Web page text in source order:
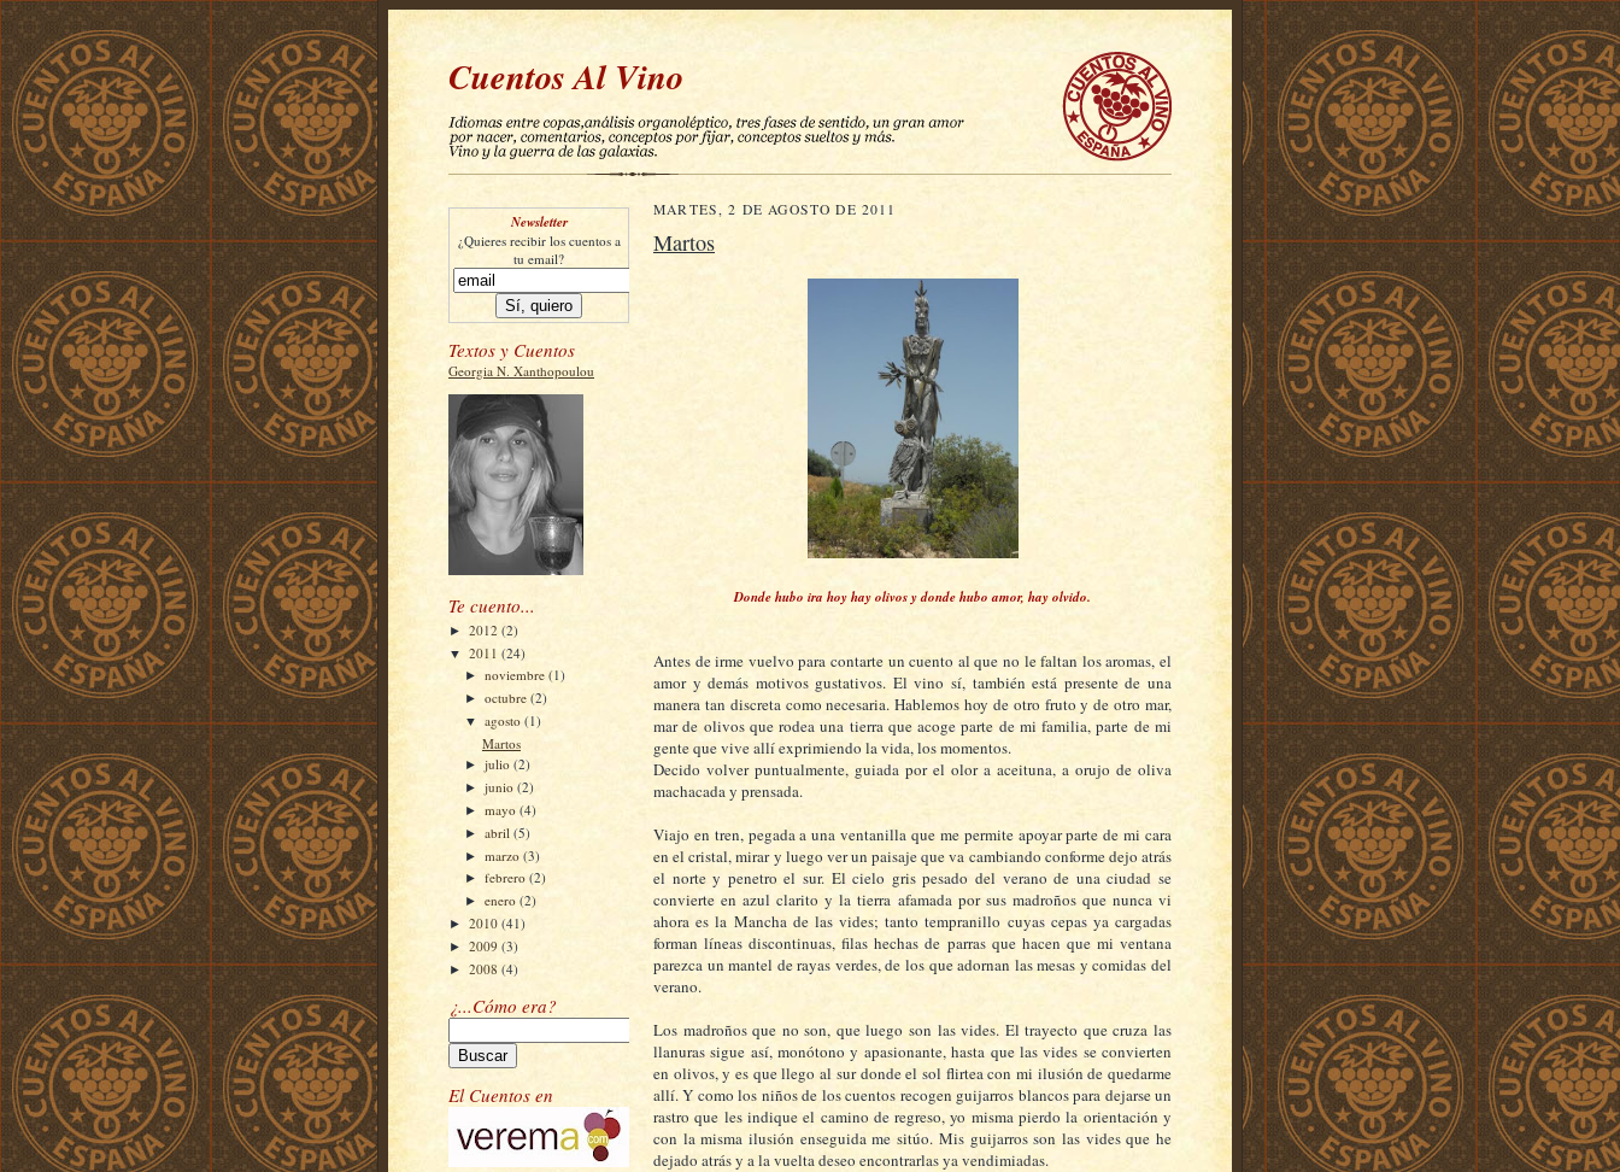
Cuentos Al Vino
Newsletter
¿Quieres recibir los cuentos a
tu email?
Textos y Cuentos
Georgia N. Xanthopoulou
Te cuento...
► 2012 (2)
▼ 2011 (24)
►noviembre(1)
►octubre(2)
▼agosto(1)
Martos
►julio(2)
►junio(2)
►mayo(4)
►abril(5)
►marzo(3)
►febrero(2)
►enero(2)
► 2010 (41)
► 2009 (3)
► 2008 (4)
¿...Cómo era?
El Cuentos en
MARTES, 2 DE AGOSTO DE 2011
Martos
Donde hubo ira hoy hay olivos y donde hubo amor, hay olvido.
Antes de irme vuelvo para contarte un cuento al que no le faltan los aromas, el
amor y demás motivos gustativos. El vino sí, también está presente de una
manera tan discreta como necesaria. Hablemos hoy de otro fruto y de otro mar,
mar de olivos que rodea una tierra que acoge parte de mi familia, parte de mi
gente que vive allí exprimiendo la vida, los momentos.
Decido volver puntualmente, guiada por el olor a aceituna, a orujo de oliva
machacada y prensada.
Viajo en tren, pegada a una ventanilla que me permite apoyar parte de mi cara
en el cristal, mirar y luego ver un paisaje que va cambiando conforme dejo atrás
el norte y penetro el sur. El cielo gris pesado del verano de una ciudad se
convierte en azul clarito y la tierra afamada por sus madroños que nunca vi
ahora es la Mancha de las vides; tanto tempranillo cuyas cepas ya cargadas
forman líneas discontinuas, filas hechas de parras que hacen que mi ventana
parezca un mantel de rayas verdes, de los que adornan las mesas y comidas del
verano.
Los madroños que no son, que luego son las vides. El trayecto que cruza las
llanuras sigue así, monótono y apasionante, hasta que las vides se convierten
en olivos, y es que llego al sur donde el sol flirtea con mi ilusión de quedarme
allí. Y como los niños de los cuentos recogen guijarros blancos para dejarse un
rastro que les indique el camino de regreso, yo misma pierdo la orientación y
con la misma ilusión enseguida me sitúo. Mis guijarros son las vides que he
dejado atrás y a la vuelta deseo encontrarlas ya vendimiadas.